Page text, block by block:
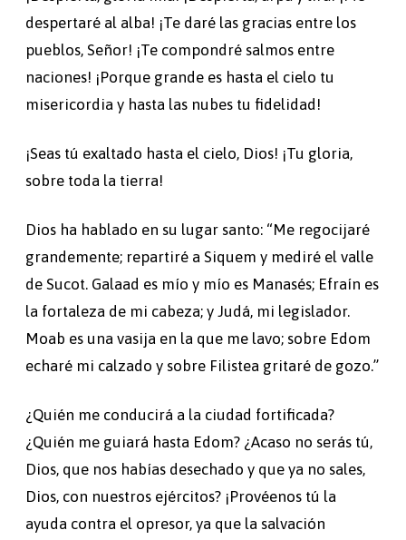
despertaré al alba! ¡Te daré las gracias entre los
pueblos, Señor! ¡Te compondré salmos entre
naciones! ¡Porque grande es hasta el cielo tu
misericordia y hasta las nubes tu fidelidad!
¡Seas tú exaltado hasta el cielo, Dios! ¡Tu gloria,
sobre toda la tierra!
Dios ha hablado en su lugar santo: “Me regocijaré
grandemente; repartiré a Siquem y mediré el valle
de Sucot. Galaad es mío y mío es Manasés; Efraín es
la fortaleza de mi cabeza; y Judá, mi legislador.
Moab es una vasija en la que me lavo; sobre Edom
echaré mi calzado y sobre Filistea gritaré de gozo.”
¿Quién me conducirá a la ciudad fortificada?
¿Quién me guiará hasta Edom? ¿Acaso no serás tú,
Dios, que nos habías desechado y que ya no sales,
Dios, con nuestros ejércitos? ¡Provéenos tú la
ayuda contra el opresor, ya que la salvación